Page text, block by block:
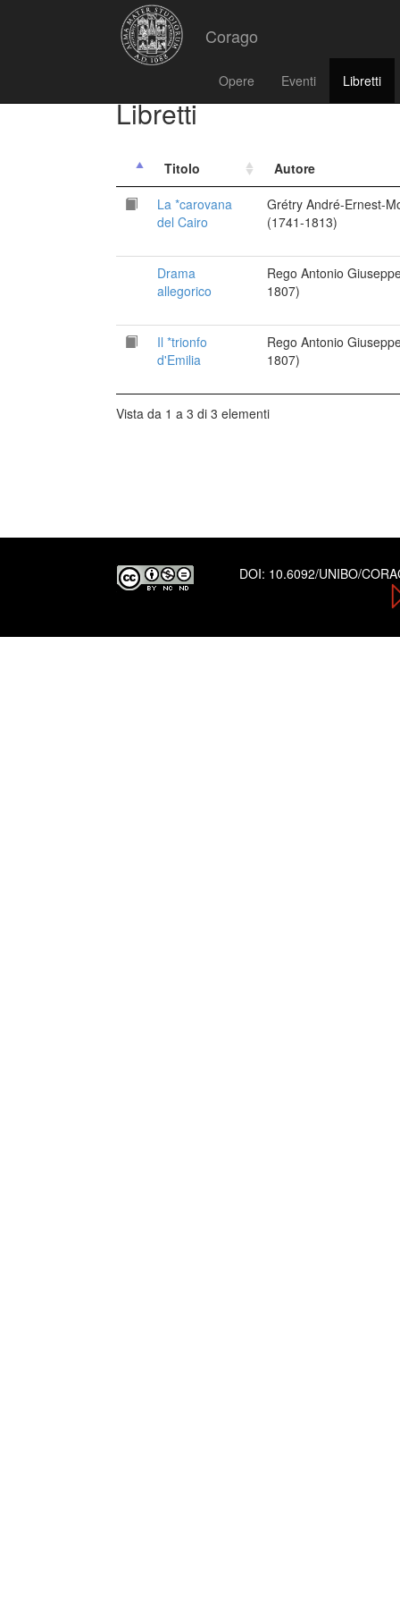
Corago
Opere Eventi Libretti
Libretti
Titolo
Autore
La *carovana
del Cairo
Grétry André-Ernest-
(1741-1813)
Drama
allegorico
Rego Antonio
1807)
Il *trionfo
d'Emilia
Rego Antonio
1807)
Vista da 1 a 3 di 3 elementi
DOI: 10.6092/UNIBO/